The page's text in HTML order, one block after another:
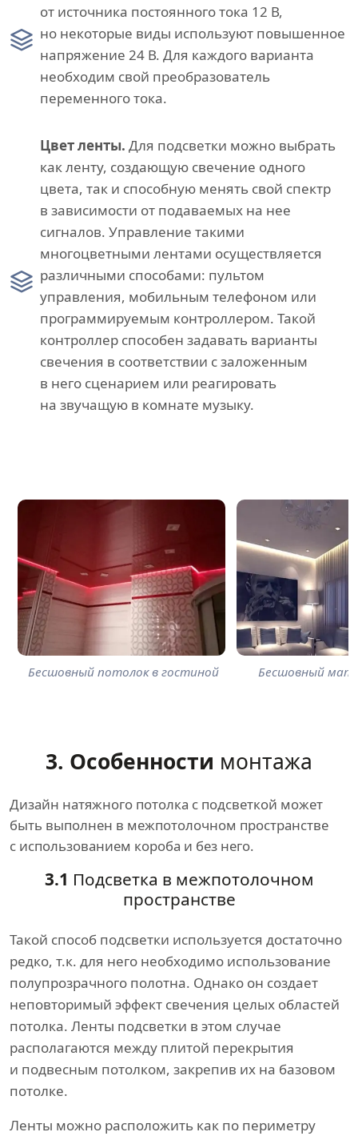
от источника постоянного тока 12 В,
но некоторые виды используют повышенное
напряжение 24 В. Для каждого варианта
необходим свой преобразователь
переменного тока.
Цвет ленты. Для подсветки можно выбрать
как ленту, создающую свечение одного
цвета, так и способную менять свой спектр
в зависимости от подаваемых на нее
сигналов. Управление такими
многоцветными лентами осуществляется
различными способами: пультом
управления, мобильным телефоном или
программируемым контроллером. Такой
контроллер способен задавать варианты
свечения в соответствии с заложенным
в него сценарием или реагировать
на звучащую в комнате музыку.
Бесшовный потолок в гостиной Бесшовный
3. Особенности монтажа
Дизайн натяжного потолка с подсветкой может
быть выполнен в межпотолочном пространстве
с использованием короба и без него.
3.1 Подсветка в межпотолочном
пространстве
Такой способ подсветки используется достаточно
редко, т.к. для него необходимо использование
полупрозрачного полотна. Однако он создает
неповторимый эффект свечения целых областей
потолка. Ленты подсветки в этом случае
располагаются между плитой перекрытия
и подвесным потолком, закрепив их на базовом
потолке.
Ленты можно расположить как по периметру